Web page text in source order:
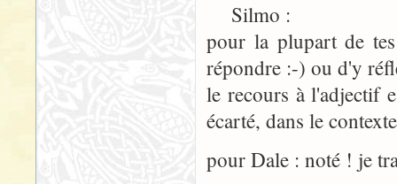
Silmo :
pour la plupart de
répondre :-) ou d'y
le recours à l'adjectif
écarté, dans le
pour Dale : noté ! je